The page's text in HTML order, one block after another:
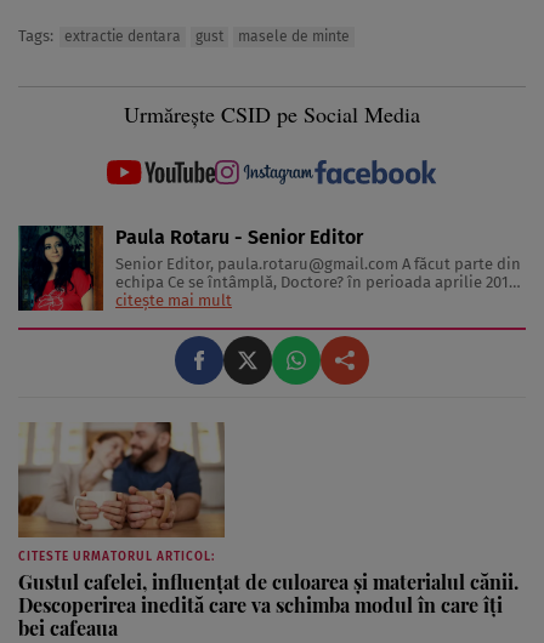
Tags: extractie dentara gust masele de minte
Urmărește CSID pe Social Media
Paula Rotaru - Senior Editor
Senior Editor, paula.rotaru@gmail.com
echipa Ce se întâmplă, Doctore? în perioada aprilie 2013-
decembrie 2023. Articolele sale cuprind informații despre
și sănătatea emoțională. Colaborări: Viața ...
citește mai mult
CITESTE URMATORUL ARTICOL:
Gustul cafelei, influențat de culoarea și materialul cănii.
Descoperirea inedită care va schimba modul în care îți
bei cafeaua